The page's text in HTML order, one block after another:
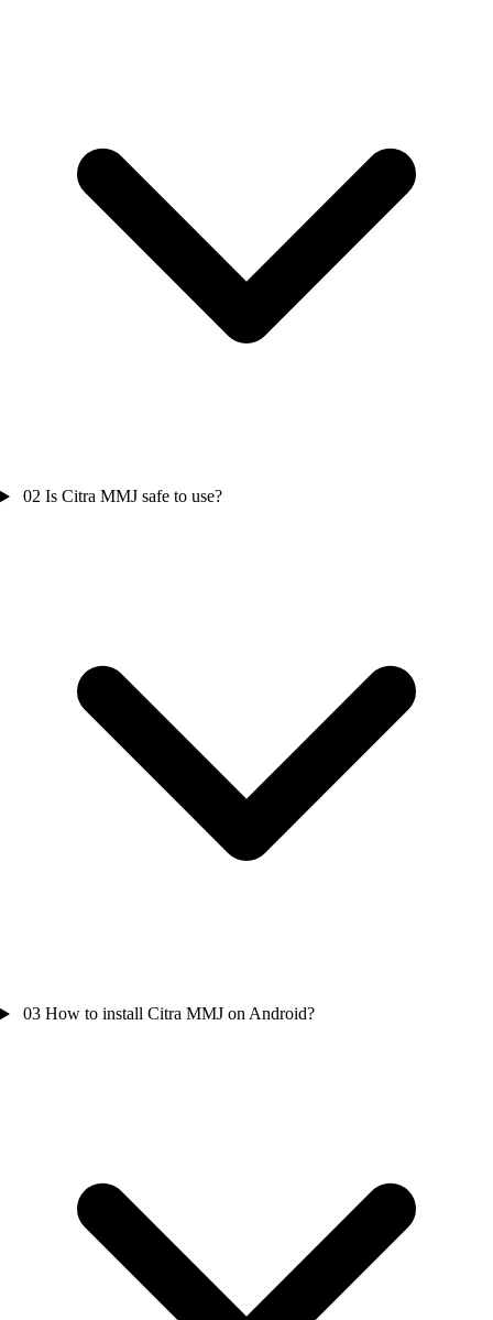
02 Is Citra MMJ safe to use?
03 How to install Citra MMJ on Android?